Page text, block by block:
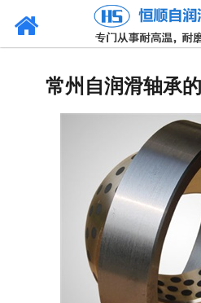
常州自润滑轴承